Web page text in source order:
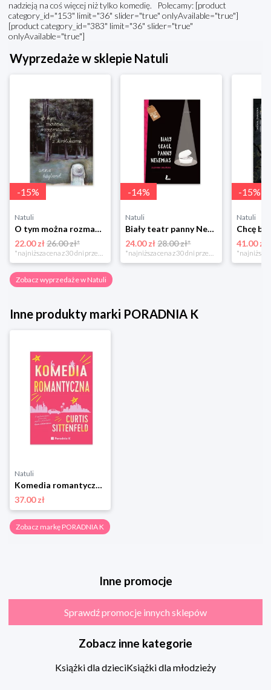
nadzieją na coś więcej niż tylko komedię. Polecamy: [product
category_id="153" limit="36" slider="true" onlyAvailable="true"]
[product category_id="383" limit="36" slider="true"
onlyAvailable="true"]
Wyprzedaże w sklepie Natuli
-15%
Natuli
O tym można rozmawiać tylko z królikami Zakamarki
22.00 zł26.00 zł*
*najniższa cena z 30 dni przed obniżką
-14%
Natuli
Biały teatr panny Nehemias
24.00 zł 28.00 zł*
*najniższa cena z 30 dni przed obniżką
-15%
Natuli
41.00 zł
Zobacz wyprzedaże w Natuli
Inne produkty marki PORADNIA K
Natuli
Komedia romantyczna Poradnia k
37.00 zł
Zobacz markę PORADNIA K
Inne promocje
Sprawdź promocje innych sklepów
Zobacz inne kategorie
Książki dla dzieciKsiążki dla młodzieży